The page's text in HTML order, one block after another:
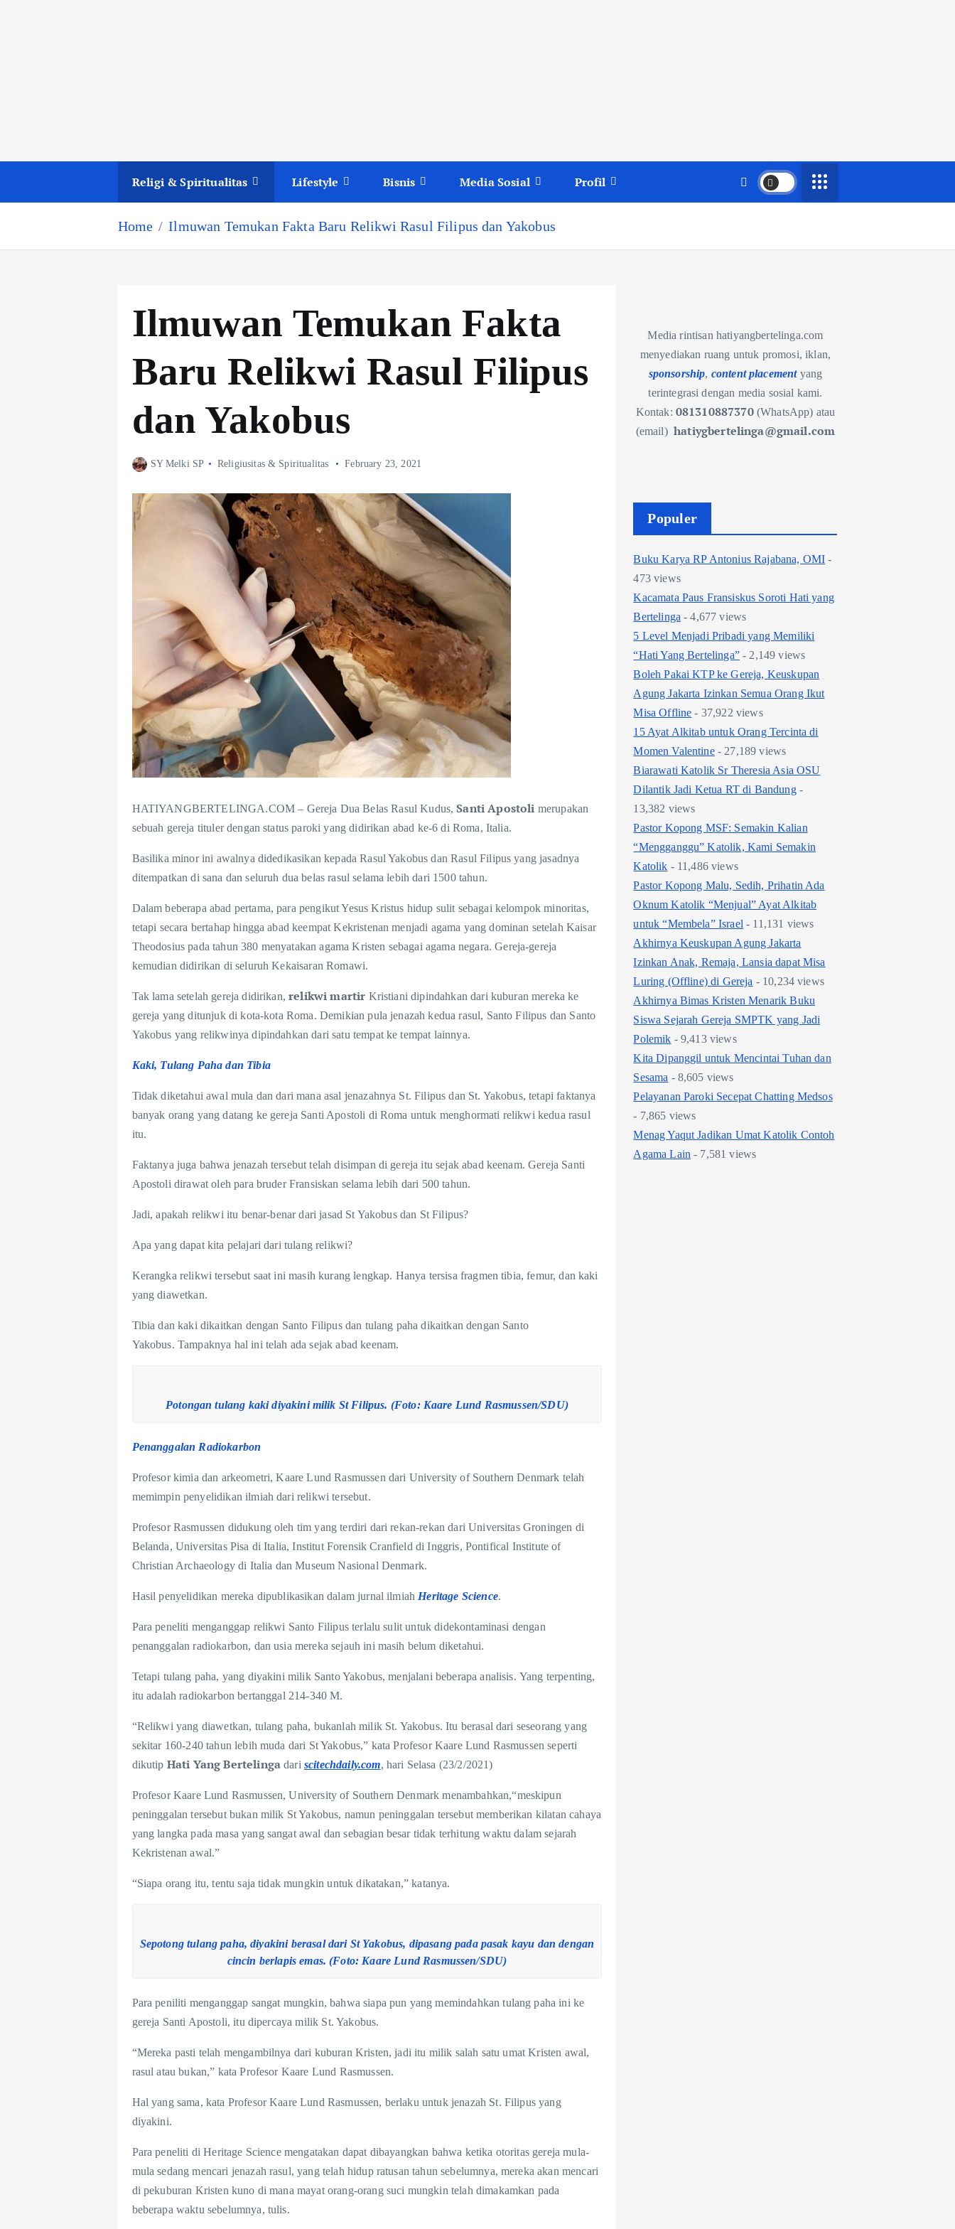
Religi & Spiritualitas Lifestyle Bisnis Media Sosial Profil
Home Ilmuwan Temukan Fakta Baru Relikwi Rasul Filipus dan Yakobus
Ilmuwan Temukan Fakta
Baru Relikwi Rasul Filipus
dan Yakobus
SY Melki SP Religiusitas & Spiritualitas February 23, 2021
HATIYANGBERTELINGA.COM – Gereja Dua Belas Rasul Kudus,Santi Apostoli merupakan
sebuah gereja tituler dengan status paroki yang didirikan abad ke-6 di Roma, Italia.
Basilika minor ini awalnya didedikasikan kepada Rasul Yakobus dan Rasul Filipus yang jasadnya
ditempatkan di sana dan seluruh dua belas rasul selama lebih dari 1500 tahun.
Dalam beberapa abad pertama, para pengikut Yesus Kristus hidup sulit sebagai kelompok minoritas,
tetapi secara bertahap hingga abad keempat Kekristenan menjadi agama yang dominan setelah Kaisar
Theodosius pada tahun 380 menyatakan agama Kristen sebagai agama negara. Gereja-gereja
kemudian didirikan di seluruh Kekaisaran Romawi.
Tak lama setelah gereja didirikan,relikwi martir Kristiani dipindahkan dari kuburan mereka ke
gereja yang ditunjuk di kota-kota Roma. Demikian pula jenazah kedua rasul, Santo Filipus dan Santo
Yakobus yang relikwinya dipindahkan dari satu tempat ke tempat lainnya.
Kaki, Tulang Paha dan Tibia
Tidak diketahui awal mula dan dari mana asal jenazahnya St. Filipus dan St. Yakobus, tetapi faktanya
banyak orang yang datang ke gereja Santi Apostoli di Roma untuk menghormati relikwi kedua rasul
itu.
Faktanya juga bahwa jenazah tersebut telah disimpan di gereja itu sejak abad keenam. Gereja Santi
Apostoli dirawat oleh para bruder Fransiskan selama lebih dari 500 tahun.
Jadi, apakah relikwi itu benar-benar dari jasad St Yakobus dan St Filipus?
Apa yang dapat kita pelajari dari tulang relikwi?
Kerangka relikwi tersebut saat ini masih kurang lengkap. Hanya tersisa fragmen tibia, femur, dan kaki
yang diawetkan.
Tibia dan kaki dikaitkan dengan Santo Filipus dan tulang paha dikaitkan dengan Santo
Yakobus. Tampaknya hal ini telah ada sejak abad keenam.
Potongan tulang kaki diyakini milik St Filipus. (Foto: Kaare Lund Rasmussen/SDU)
Penanggalan Radiokarbon
Profesor kimia dan arkeometri, Kaare Lund Rasmussen dari University of Southern Denmark telah
memimpin penyelidikan ilmiah dari relikwi tersebut.
Profesor Rasmussen didukung oleh tim yang terdiri dari rekan-rekan dari Universitas Groningen di
Belanda, Universitas Pisa di Italia, Institut Forensik Cranfield di Inggris, Pontifical Institute of
Christian Archaeology di Italia dan Museum Nasional Denmark.
Hasil penyelidikan mereka dipublikasikan dalam jurnal ilmiah Heritage Science.
Para peneliti menganggap relikwi Santo Filipus terlalu sulit untuk didekontaminasi dengan
penanggalan radiokarbon, dan usia mereka sejauh ini masih belum diketahui.
Tetapi tulang paha, yang diyakini milik Santo Yakobus, menjalani beberapa analisis. Yang terpenting,
itu adalah radiokarbon bertanggal 214-340 M.
“Relikwi yang diawetkan, tulang paha, bukanlah milik St. Yakobus. Itu berasal dari seseorang yang
sekitar 160-240 tahun lebih muda dari St Yakobus,” kata Profesor Kaare Lund Rasmussen seperti
dikutip Hati Yang Bertelingadari scitechdaily.com, hari Selasa (23/2/2021)
Profesor Kaare Lund Rasmussen, University of Southern Denmark menambahkan,“meskipun
peninggalan tersebut bukan milik St Yakobus, namun peninggalan tersebut memberikan kilatan cahaya
yang langka pada masa yang sangat awal dan sebagian besar tidak terhitung waktu dalam sejarah
Kekristenan awal.”
“Siapa orang itu, tentu saja tidak mungkin untuk dikatakan,” katanya.
Sepotong tulang paha, diyakini berasal dari St Yakobus, dipasang pada pasak kayu dan dengan
cincin berlapis emas. (Foto: Kaare Lund Rasmussen/SDU)
Para peniliti menganggap sangat mungkin, bahwa siapa pun yang memindahkan tulang paha ini ke
gereja Santi Apostoli, itu dipercaya milik St. Yakobus.
“Mereka pasti telah mengambilnya dari kuburan Kristen, jadi itu milik salah satu umat Kristen awal,
rasul atau bukan,” kata Profesor Kaare Lund Rasmussen.
Hal yang sama, kata Profesor Kaare Lund Rasmussen, berlaku untuk jenazah St. Filipus yang
diyakini.
Para peneliti di Heritage Science mengatakan dapat dibayangkan bahwa ketika otoritas gereja mula-
mula sedang mencari jenazah rasul, yang telah hidup ratusan tahun sebelumnya, mereka akan mencari
di pekuburan Kristen kuno di mana mayat orang-orang suci mungkin telah dimakamkan pada
beberapa waktu sebelumnya, tulis.
Media rintisan hatiyangbertelinga.com
menyediakan ruang untuk promosi, iklan,
sponsorship, content placementyang
terintegrasi dengan media sosial kami.
Kontak: 081310887370 (WhatsApp) atau
(email)hatiygbertelinga@gmail.com
Populer
Buku Karya RP Antonius Rajabana, OMI -
473 views
Kacamata Paus Fransiskus Soroti Hati yang
Bertelinga - 4,677 views
5 Level Menjadi Pribadi yang Memiliki
“Hati Yang Bertelinga”- 2,149 views
Boleh Pakai KTP ke Gereja, Keuskupan
Agung Jakarta Izinkan Semua Orang Ikut
Misa Offline - 37,922 views
15 Ayat Alkitab untuk Orang Tercinta di
Momen Valentine- 27,189 views
Biarawati Katolik Sr Theresia Asia OSU
Dilantik Jadi Ketua RT di Bandung-
13,382 views
Pastor Kopong MSF: Semakin Kalian
“Mengganggu” Katolik, Kami Semakin
Katolik - 11,486 views
Pastor Kopong Malu, Sedih, Prihatin Ada
Oknum Katolik “Menjual” Ayat Alkitab
untuk “Membela” Israel - 11,131 views
Akhirnya Keuskupan Agung Jakarta
Izinkan Anak, Remaja, Lansia dapat Misa
Luring (Offline) di Gereja - 10,234 views
Akhirnya Bimas Kristen Menarik Buku
Siswa Sejarah Gereja SMPTK yang Jadi
Polemik - 9,413 views
Kita Dipanggil untuk Mencintai Tuhan dan
Sesama - 8,605 views
Pelayanan Paroki Secepat Chatting Medsos
- 7,865 views
Menag Yaqut Jadikan Umat Katolik Contoh
Agama Lain - 7,581 views